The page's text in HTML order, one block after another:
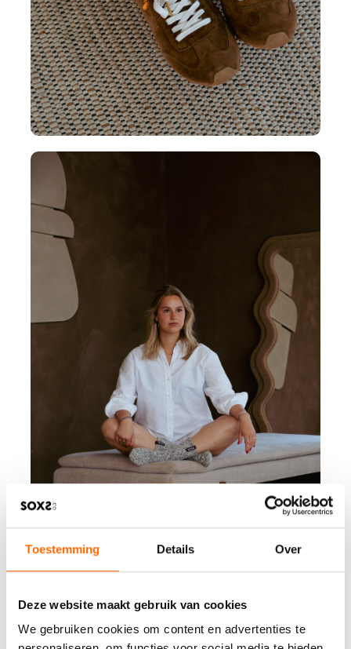
Toestemming Details Over
Deze website maakt gebruik van cookies
We gebruiken cookies om content en advertenties te